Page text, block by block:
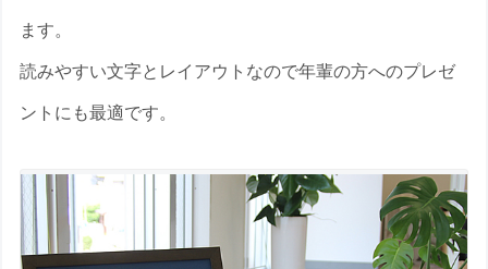
ます。
読みやすい文字とレイアウトなので年輩の方へのプレゼ
ントにも最適です。